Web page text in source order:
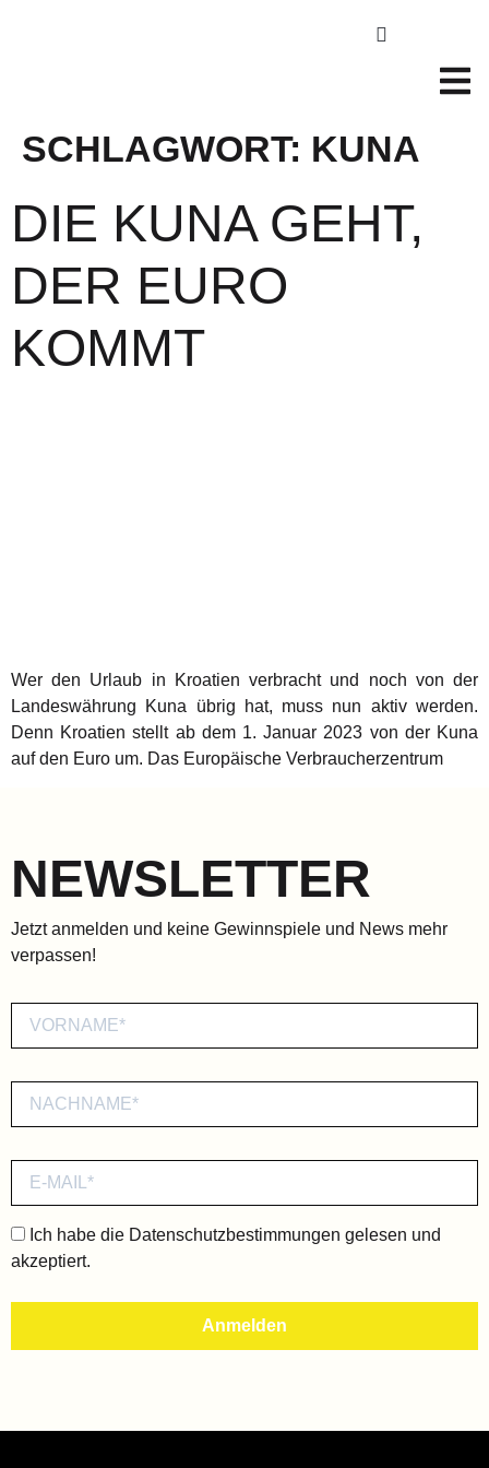
SCHLAGWORT: KUNA
DIE KUNA GEHT,
DER EURO
KOMMT
Wer den Urlaub in Kroatien verbracht und noch von der
Landeswährung Kuna übrig hat, muss nun aktiv werden.
Denn Kroatien stellt ab dem 1. Januar 2023 von der Kuna
auf den Euro um. Das Europäische Verbraucherzentrum
NEWSLETTER
Jetzt anmelden und keine Gewinnspiele und News mehr
verpassen!
Ich habe die Datenschutzbestimmungen gelesen und
akzeptiert.